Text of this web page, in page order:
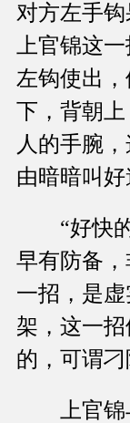
对方左手钩
上官锦这
左钩使出
下，背朝
人的手腕
由暗暗叫好
“好快
早有防备
一招，是
架，这一
的，可谓刁
上官